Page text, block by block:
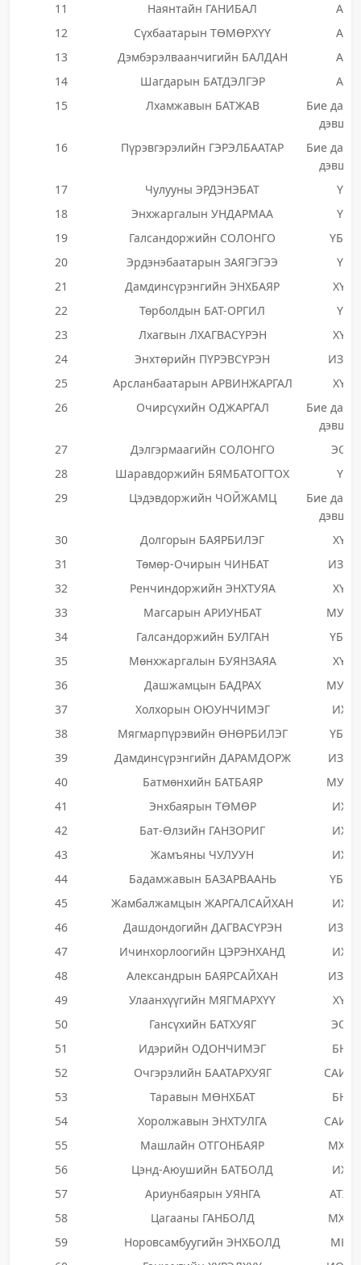
11
Наянтайн ГАНИБАЛ
АН
12
Сүхбаатарын ТӨМӨРХҮҮ
АН
13
Дэмбэрэлваанчигийн БАЛДАН
АН
14
Шагдарын БАТДЭЛГЭР
АН
15
Лхамжавын БАТЖАВ
Бие даан
16
Пүрэвгэрэлийн ГЭРЭЛБААТАР
Бие даан
17
Чулууны ЭРДЭНЭБАТ
ҮЭ
18
Энхжаргалын УНДАРМАА
ҮЭ
19
Галсандоржийн СОЛОНГО
ҮБЗН
20
Эрдэнэбаатарын ЗАЯГЭГЭЭ
ҮЭ
21
Дамдинсүрэнгийн ЭНХБАЯР
ХҮН
22
Төрболдын БАТ-ОРГИЛ
ҮЭ
23
Лхагвын ЛХАГВАСҮРЭН
ХҮН
24
Энхтөрийн ПҮРЭВСҮРЭН
ИЗНН
25
Арсланбаатарын АРВИНЖАРГАЛ
ХҮН
26
Очирсүхийн ОДЖАРГАЛ
Бие даан
27
Дэлгэрмаагийн СОЛОНГО
ЭОН
28
Шаравдоржийн БЯМБАТОГТОХ
ҮЭ
29
Цэдэвдоржийн ЧОЙЖАМЦ
Бие даан
30
Долгорын БАЯРБИЛЭГ
ХҮН
31
Төмөр-Очирын ЧИНБАТ
ИЗНН
32
Ренчиндоржийн ЭНХТУЯА
ХҮН
33
Магсарын АРИУНБАТ
МУНН
34
Галсандоржийн БУЛГАН
ҮБЗН
35
Мөнхжаргалын БУЯНЗАЯА
ХҮН
36
Дашжамцын БАДРАХ
МУНН
37
Холхорын ОЮУНЧИМЭГ
ИХН
38
Мягмарпүрэвийн ӨНӨРБИЛЭГ
ҮБЗН
39
Дамдинсүрэнгийн ДАРАМДОРЖ
ИЗНН
40
Батмөнхийн БАТБАЯР
МУНН
41
Энхбаярын ТӨМӨР
ИХН
42
Бат-Өлзийн ГАНЗОРИГ
ИХН
43
Жамъяны ЧУЛУУН
ИХН
44
Бадамжавын БАЗАРВААНЬ
ҮБЗН
45
Жамбалжамцын ЖАРГАЛСАЙХАН
ИХН
46
Дашдондогийн ДАГВАСҮРЭН
ИЗНН
47
Ичинхорлоогийн ЦЭРЭНХАНД
ИХН
48
Александрын БАЯРСАЙХАН
ИЗНН
49
Улаанхүүгийн МЯГМАРХҮҮ
ХҮН
50
Гансүхийн БАТХУЯГ
ЭОН
51
Идэрийн ОДОНЧИМЭГ
БНН
52
Очгэрэлийн БААТАРХУЯГ
53
Таравын МӨНХБАТ
БНН
54
Хоролжавын ЭНХТУЛГА
55
Машлайн ОТГОНБАЯР
МХТН
56
Цэнд-Аюушийн БАТБОЛД
ИХН
57
Ариунбаярын УЯНГА
АТХН
58
Цагааны ГАНБОЛД
МХТН
59
Норовсамбуугийн ЭНХБОЛД
МКН